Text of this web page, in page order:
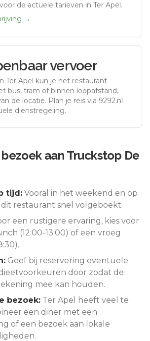
de actuele tarieven in Ter Apel.
→
vervoer
Ter Apel kun je het restaurant
bus, tram of binnen loopafstand,
de locatie. Plan je reis via 9292.nl
dienstregeling.
aan Truckstop De
tijd: Vooral in het weekend en op
restaurant snel volgeboekt.
een rustigere ervaring, kies voor
(12:00-13:00) of een vroeg
Geef bij reservering eventuele
door zodat de
mee kan houden.
bezoek: Ter Apel
heeft veel te
een diner met een
of een bezoek aan lokale